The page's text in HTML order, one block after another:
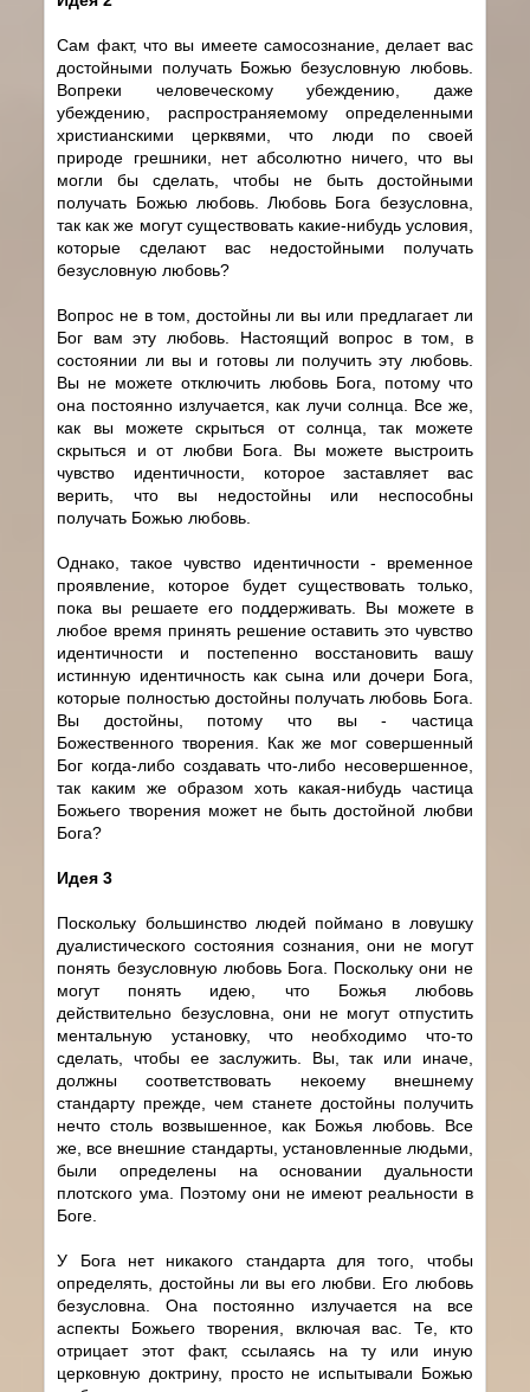
Сам факт, что вы имеете самосознание, делает вас
достойными получать Божью безусловную любовь.
Вопреки человеческому убеждению, даже
убеждению, распространяемому определенными
христианскими церквями, что люди по своей
природе грешники, нет абсолютно ничего, что вы
могли бы сделать, чтобы не быть достойными
получать Божью любовь. Любовь Бога безусловна,
так как же могут существовать какие-нибудь условия,
которые сделают вас недостойными получать
безусловную любовь?
Вопрос не в том, достойны ли вы или предлагает ли
Бог вам эту любовь. Настоящий вопрос в том, в
состоянии ли вы и готовы ли получить эту любовь.
Вы не можете отключить любовь Бога, потому что
она постоянно излучается, как лучи солнца. Все же,
как вы можете скрыться от солнца, так можете
скрыться и от любви Бога. Вы можете выстроить
чувство идентичности, которое заставляет вас
верить, что вы недостойны или неспособны
получать Божью любовь.
Однако, такое чувство идентичности - временное
проявление, которое будет существовать только,
пока вы решаете его поддерживать. Вы можете в
любое время принять решение оставить это чувство
идентичности и постепенно восстановить вашу
истинную идентичность как сына или дочери Бога,
которые полностью достойны получать любовь Бога.
Вы достойны, потому что вы - частица
Божественного творения. Как же мог совершенный
Бог когда-либо создавать что-либо несовершенное,
так каким же образом хоть какая-нибудь частица
Божьего творения может не быть достойной любви
Бога?
Идея 3
Поскольку большинство людей поймано в ловушку
дуалистического состояния сознания, они не могут
понять безусловную любовь Бога. Поскольку они не
могут понять идею, что Божья любовь
действительно безусловна, они не могут отпустить
ментальную установку, что необходимо что-то
сделать, чтобы ее заслужить. Вы, так или иначе,
должны соответствовать некоему внешнему
стандарту прежде, чем станете достойны получить
нечто столь возвышенное, как Божья любовь. Все
же, все внешние стандарты, установленные людьми,
были определены на основании дуальности
плотского ума. Поэтому они не имеют реальности в
Боге.
У Бога нет никакого стандарта для того, чтобы
определять, достойны ли вы его любви. Его любовь
безусловна. Она постоянно излучается на все
аспекты Божьего творения, включая вас. Те, кто
отрицает этот факт, ссылаясь на ту или иную
церковную доктрину, просто не испытывали Божью